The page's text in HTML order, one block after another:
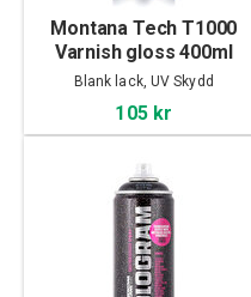
Montana Tech T1000
Varnish gloss 400ml
Blank lack, UV Skydd
105 kr